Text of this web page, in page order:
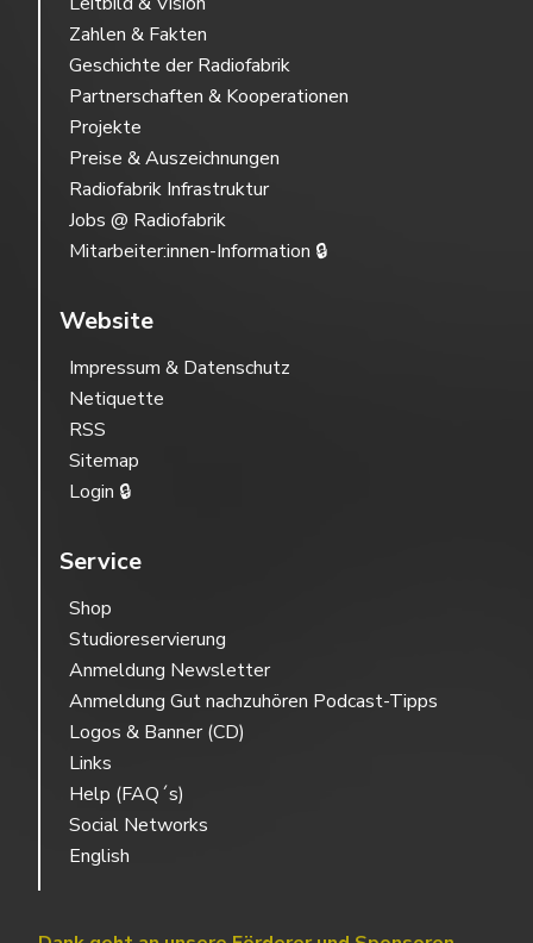
Zahlen & Fakten
Geschichte der Radiofabrik
Partnerschaften & Kooperationen
Projekte
Preise & Auszeichnungen
Radiofabrik Infrastruktur
Jobs @ Radiofabrik
Mitarbeiter:innen-Information 🔒
Website
Impressum & Datenschutz
Netiquette
RSS
Sitemap
Login 🔒
Service
Shop
Studioreservierung
Anmeldung Newsletter
Anmeldung Gut nachzuhören Podcast-Tipps
Logos & Banner (CD)
Links
Help (FAQ´s)
Social Networks
English